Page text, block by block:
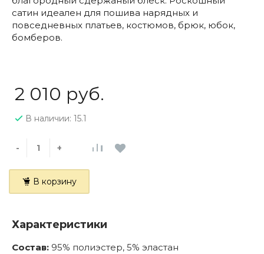
сатин идеален для пошива нарядных и
повседневных платьев, костюмов, брюк, юбок,
бомберов.
2 010 руб.
В наличии: 15.1
- +
В корзину
Характеристики
Состав: 95% полиэстер, 5% эластан